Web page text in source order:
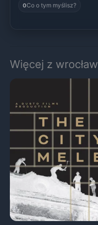
0Co o tym myślisz?
Więcej z wrocław